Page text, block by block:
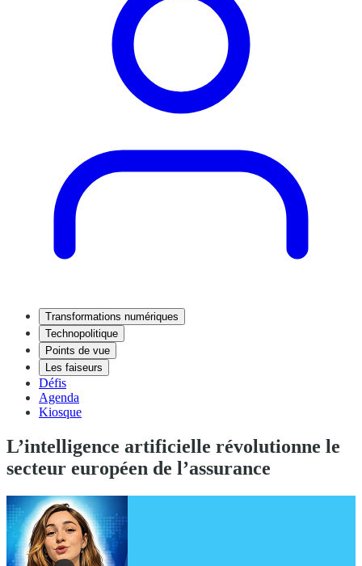
Transformations numériques
Technopolitique
Points de vue
Les faiseurs
Défis
Agenda
Kiosque
L’intelligence artificielle révolutionne le
secteur européen de l’assurance